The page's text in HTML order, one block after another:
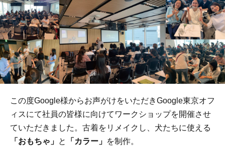
この度Google様からお声がけをいただきGoogle東京オフ
ィスにて社員の皆様に向けてワークショップを開催させ
ていただきました。古着をリメイクし、犬たちに使える
「おもちゃ」 と 「カラー」 を制作。